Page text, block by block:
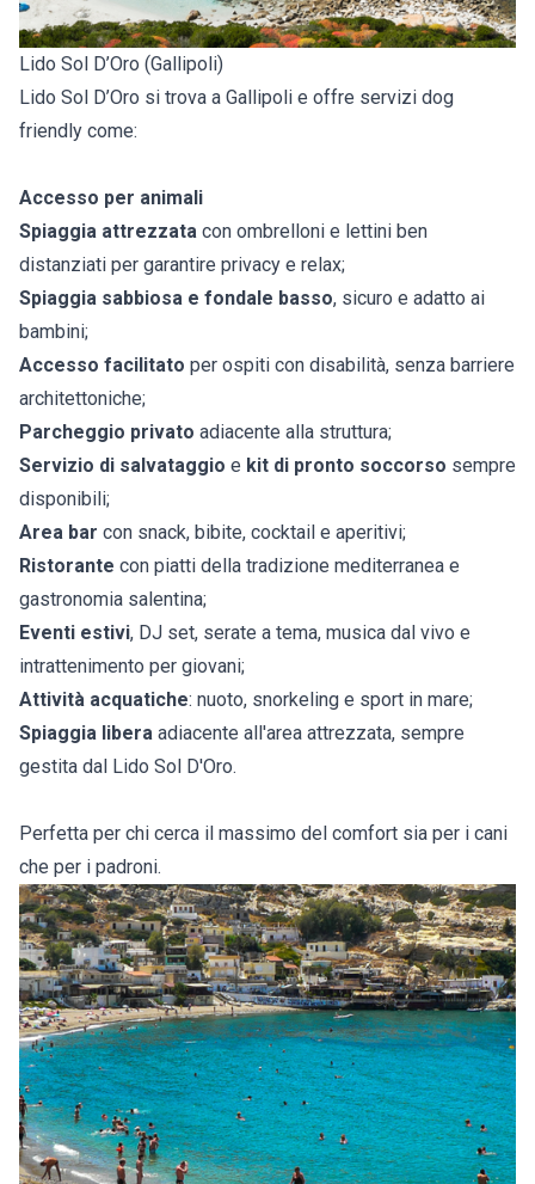
Lido Sol D’Oro (Gallipoli)
Lido Sol D’Oro si trova a Gallipoli e offre servizi dog
friendly come:
Accesso per animali
Spiaggia attrezzata con ombrelloni e lettini ben
distanziati per garantire privacy e relax;
Spiaggia sabbiosa e fondale basso, sicuro e adatto ai
bambini;
Accesso facilitato per ospiti con disabilità, senza barriere
architettoniche;
Parcheggio privato adiacente alla struttura;
Servizio di salvataggio e kit di pronto soccorso sempre
disponibili;
Area bar con snack, bibite, cocktail e aperitivi;
Ristorante con piatti della tradizione mediterranea e
gastronomia salentina;
Eventi estivi, DJ set, serate a tema, musica dal vivo e
intrattenimento per giovani;
Attività acquatiche: nuoto, snorkeling e sport in mare;
Spiaggia libera adiacente all'area attrezzata, sempre
gestita dal Lido Sol D'Oro.
Perfetta per chi cerca il massimo del comfort sia per i cani
che per i padroni.